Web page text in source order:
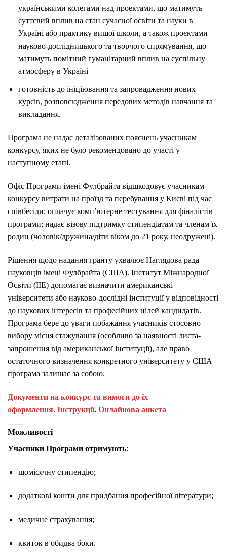
українськими колегами над проектами, що матимуть
суттєвий вплив на стан сучасної освіти та науки в
Україні або практику вищої школи, а також проєктами
науково-дослідницького та творчого спрямування, що
матимуть помітний гуманітарний вплив на суспільну
атмосферу в Україні
готовність до ініціювання та запровадження нових
курсів, розповсюдження передових методів навчання та
викладання.
Програма не надає деталізованих пояснень учасникам
конкурсу, яких не було рекомендовано до участі у
наступному етапі.
Офіс Програми імені Фулбрайта відшкодовує учасникам
конкурсу витрати на проїзд та перебування у Києві під час
співбесіди; оплачує комп’ютерне тестування для фіналістів
програми; надає візову підтримку стипендіатам та членам їх
родин (чоловік/дружина/діти віком до 21 року, неодружені).
Рішення щодо надання гранту ухвалює Наглядова рада
науковців імені Фулбрайта (США). Інститут Міжнародної
Освіти (IIE) допомагає визначити американські
університети або науково-дослідні інституції у відповідності
до наукових інтересів та професійних цілей кандидатів.
Програма бере до уваги побажання учасників стосовно
вибору місця стажування (особливо за наявності листа-
запрошення від американської інституції), але право
остаточного визначення конкретного університету у США
програма залишає за собою.
Документи на конкурс та вимоги до їх
оформлення. Інструкції. Онлайнова анкета
Можливості
Учасники Програми отримують:
щомісячну стипендію;
додаткові кошти для придбання професійної літератури;
медичне страхування;
квиток в обидва боки.